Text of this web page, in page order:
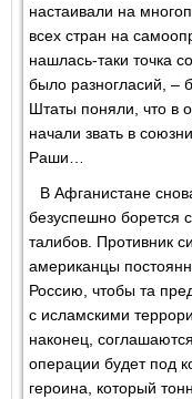
настаивали на
всех стран на
нашлась-таки точка
было разногласий, –
Штаты поняли, что в
начали звать в
Раши…
В Афганистане
безуспешно
талибов. Противник
американцы
Россию, чтобы та
с исламскими
наконец,
операции будет под
героина, который